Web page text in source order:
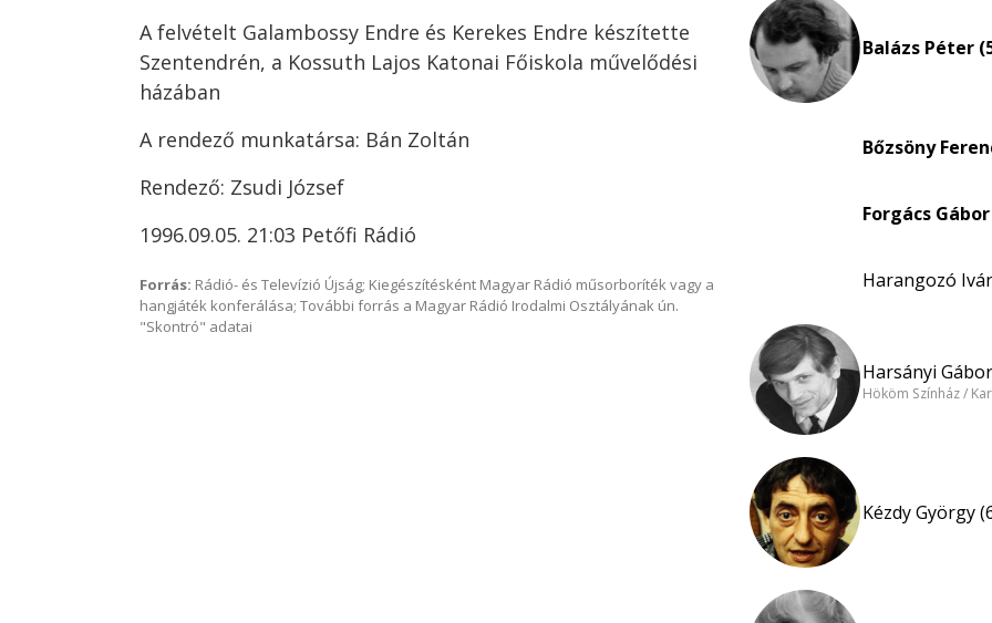
A felvételt Galambossy Endre és Kerekes Endre készítette
Szentendrén, a Kossuth Lajos Katonai Főiskola művelődési
házában
A rendező munkatársa: Bán Zoltán
Rendező: Zsudi József
1996.09.05. 21:03 Petőfi Rádió
Forrás: Rádió- és Televízió Újság; Kiegészítésként Magyar Rádió műsorboríték vagy a
hangjáték konferálása; További forrás a Magyar Rádió Irodalmi Osztályának ún.
"Skontró" adatai
Balázs Péter
Bőzsöny
Forgács
Harangozó
Harsányi
Hököm Színház /
Kézdy György